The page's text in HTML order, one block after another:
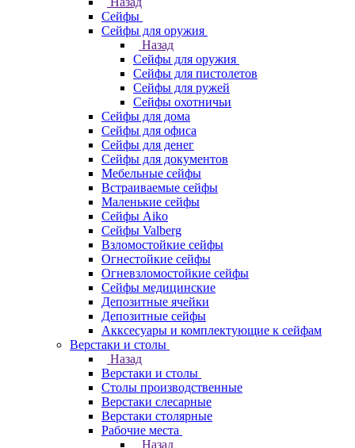
Cейфы
Cейфы для оружия
Назад
Cейфы для оружия
Сейфы для пистолетов
Сейфы для ружей
Сейфы охотничьи
Cейфы для дома
Cейфы для офиса
Сейфы для денег
Сейфы для документов
Мебельные сейфы
Встраиваемые сейфы
Маленькие сейфы
Сейфы Aiko
Сейфы Valberg
Взломостойкие сейфы
Огнестойкие сейфы
Огневзломостойкие сейфы
Сейфы медицинские
Депозитные ячейки
Депозитные сейфы
Акксесуары и комплектующие к сейфам
Верстаки и столы
Назад
Верстаки и столы
Столы производственные
Верстаки слесарные
Верстаки столярные
Рабочие места
Назад